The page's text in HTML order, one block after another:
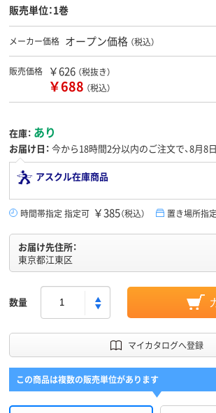
販売単位：1巻
メーカー価格 オープン価格 （税込）
販売価格 ￥626 （税抜き）
￥688 （税込）
在庫： あり
お届け日： 今から18時間2分以内のご注文で、8月8
アスクル在庫商品
時間帯指定 指定可 ￥385（税込） 置き場所指
お届け先住所：
東京都江東区
数量
マイカタログへ登録
この商品は複数の販売単位があります